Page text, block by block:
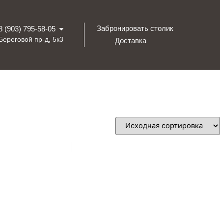
(903) 795-58-05
пр-д, 5к3
Забронировать столик
Доставка